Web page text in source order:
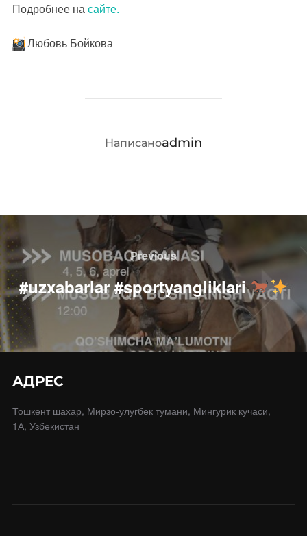
Подробнее насайте.
Любовь Бойкова
АВТОР ЗАПИСИ
Написаноadmin
Навигация
по
записям
Previous
Previous
#uzxabarlar #sportyangliklari
АДРЕС
Тошкент шахар, Мирзо-улугбек тумани, Мингурик кучаси,
1А, Узбекистан